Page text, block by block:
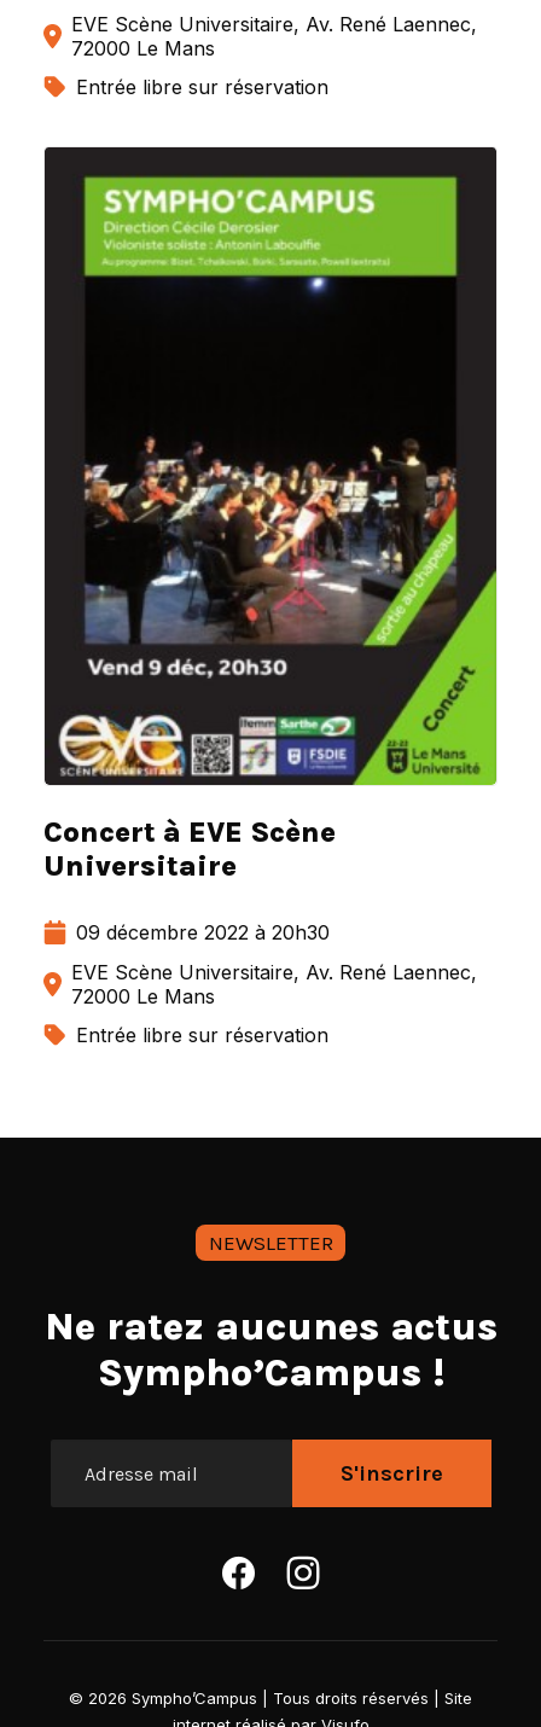
EVE Scène Universitaire, Av. René Laennec,
72000 Le Mans
Entrée libre sur réservation
Concert à EVE Scène
Universitaire
09 décembre 2022 à 20h30
EVE Scène Universitaire, Av. René Laennec,
72000 Le Mans
Entrée libre sur réservation
NEWSLETTER
Ne ratez aucunes actus
Sympho’Campus !
© 2026 Sympho’Campus | Tous droits réservés | Site